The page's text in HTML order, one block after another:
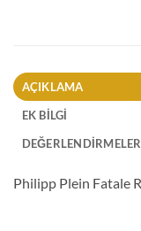
AÇIKLAMA
EK BILGI
Philipp Plein Fatale